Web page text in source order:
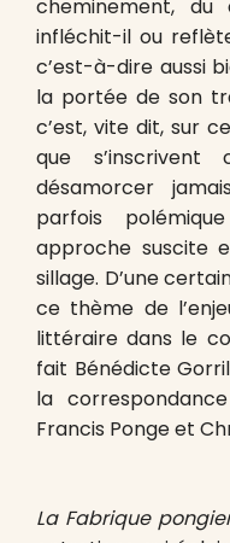
cheminement, du
infléchit-il ou
c’est-à-dire aussi
la portée de son
c’est, vite dit, sur
que s’inscrivent
désamorcer
parfois
approche suscite
sillage. D’une
ce thème de
littéraire dans le
fait Bénédicte
la
Francis Ponge et
La Fabrique